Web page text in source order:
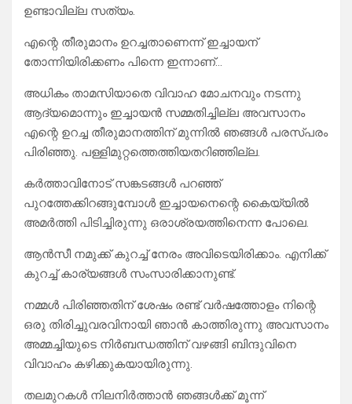
ഉണ്ടാവില്ല സത്യം.
എന്റെ തീരുമാനം ഉറച്ചതാണെന്ന് ഇച്ചായന്
തോന്നിയിരിക്കണം പിന്നെ ഇന്നാണ്…
അധികം താമസിയാതെ വിവാഹ മോചനവും നടന്നു
ആദ്യമൊന്നും ഇച്ചായൻ സമ്മതിച്ചില്ല അവസാനം
എന്റെ ഉറച്ച തീരുമാനത്തിന് മുന്നിൽ ഞങ്ങൾ പരസ്പരം
പിരിഞ്ഞു. പള്ളിമുറ്റത്തെത്തിയതറിഞ്ഞില്ല.
കർത്താവിനോട് സങ്കടങ്ങൾ പറഞ്ഞ്
പുറത്തേക്കിറങ്ങുമ്പോൾ ഇച്ചായനെന്റെ കൈയ്യിൽ
അമർത്തി പിടിച്ചിരുന്നു ഒരാശ്രയത്തിനെന്ന പോലെ.
ആൻസീ നമുക്ക് കുറച്ച് നേരം അവിടെയിരിക്കാം. എനിക്ക്
കുറച്ച് കാര്യങ്ങൾ സംസാരിക്കാനുണ്ട്.
നമ്മൾ പിരിഞ്ഞതിന് ശേഷം രണ്ട് വർഷത്തോളം നിന്റെ
ഒരു തിരിച്ചുവരവിനായി ഞാൻ കാത്തിരുന്നു അവസാനം
അമ്മച്ചിയുടെ നിർബന്ധത്തിന് വഴങ്ങി ബിന്ദുവിനെ
വിവാഹം കഴിക്കുകയായിരുന്നു.
തലമുറകൾ നിലനിർത്താൻ ഞങ്ങൾക്ക് മൂന്ന്